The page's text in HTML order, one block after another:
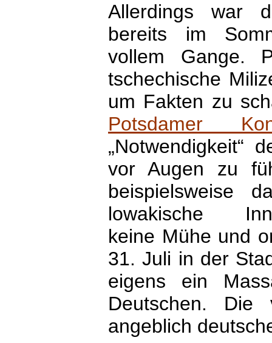
Allerdings war
bereits im
vollem Gange.
tschechische
um Fakten zu
Potsdamer
„Notwendigkeit“
vor Augen zu
beispielsweise
lowakische
keine Mühe und
31. Juli in der
eigens ein
Deutschen. Die
angeblich